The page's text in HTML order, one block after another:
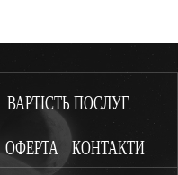
ВАРТІСТЬ ПОСЛУГ
ОФЕРТА КОНТАКТИ